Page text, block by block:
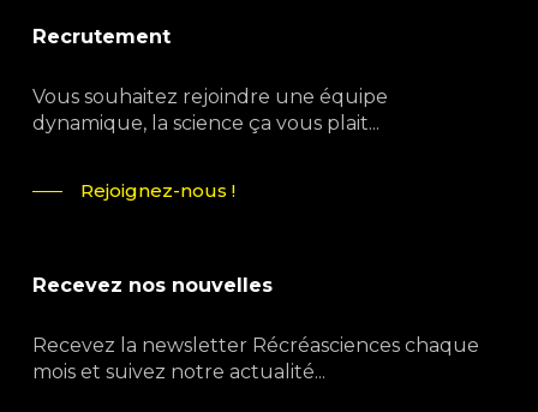
Recrutement
Vous souhaitez rejoindre une équipe
dynamique, la science ça vous plait...
Rejoignez-nous !
Recevez nos nouvelles
Recevez la newsletter Récréasciences chaque
mois et suivez notre actualité...